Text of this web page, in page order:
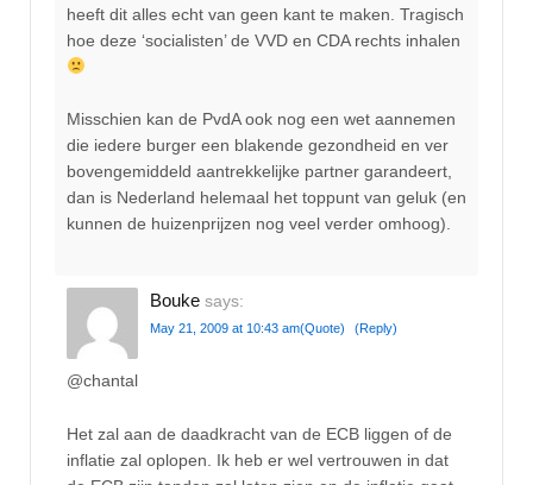
heeft dit alles echt van geen kant te maken. Tragisch
hoe deze ‘socialisten’ de VVD en CDA rechts inhalen
Misschien kan de PvdA ook nog een wet aannemen
die iedere burger een blakende gezondheid en ver
bovengemiddeld aantrekkelijke partner garandeert,
dan is Nederland helemaal het toppunt van geluk (en
kunnen de huizenprijzen nog veel verder omhoog).
Bouke says:
May 21, 2009 at 10:43 am(Quote) (Reply)
@chantal
Het zal aan de daadkracht van de ECB liggen of de
inflatie zal oplopen. Ik heb er wel vertrouwen in dat